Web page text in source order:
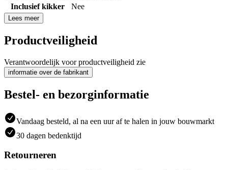
Inclusief kikker
Nee
Lees meer
Productveiligheid
Verantwoordelijk voor productveiligheid zie
informatie over de fabrikant
Bestel- en bezorginformatie
Vandaag besteld, al na een uur af te halen in jouw bouwmarkt
30 dagen bedenktijd
Retourneren